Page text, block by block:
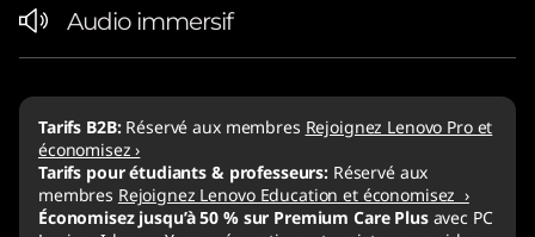
Audio immersif
Tarifs B2B: Réservé aux membres Rejoignez Lenovo Pro et
économisez ›
Tarifs pour étudiants & professeurs: Réservé aux
membres Rejoignez Lenovo Education et économisez ›
Économisez jusqu’à 50 % sur Premium Care Plusavec PC